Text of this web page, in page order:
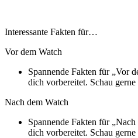
Interessante Fakten für…
Vor dem Watch
Spannende Fakten für „Vor
dich vorbereitet. Schau
Nach dem Watch
Spannende Fakten für
dich vorbereitet. Schau